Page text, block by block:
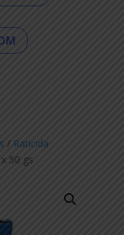
/ Raticida
50 gs